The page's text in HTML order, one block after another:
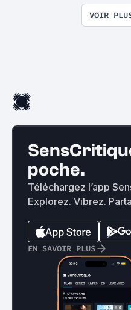
VOIR
poche.
Téléchargez l’app
Explorez. Vibrez.
EN SAVOIR PLUS